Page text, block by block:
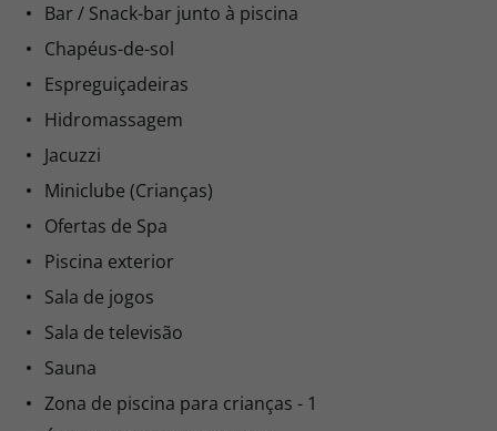
Bar / Snack-bar junto à piscina
Chapéus-de-sol
Espreguiçadeiras
Hidromassagem
Jacuzzi
Miniclube (Crianças)
Ofertas de Spa
Piscina exterior
Sala de jogos
Sala de televisão
Sauna
Zona de piscina para crianças - 1